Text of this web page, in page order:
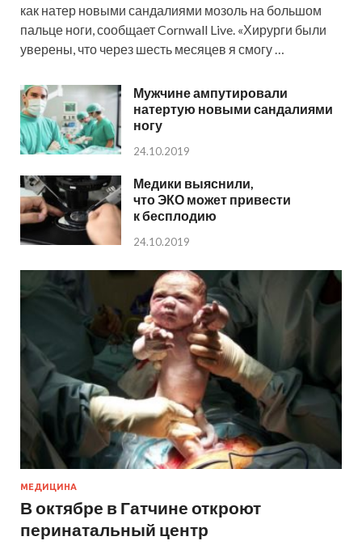
как натер новыми сандалиями мозоль на большом
пальце ноги, сообщает Cornwall Live. «Хирурги были
уверены, что через шесть месяцев я смогу …
Мужчине ампутировали
натертую новыми сандалиями
ногу
24.10.2019
Медики выяснили,
что ЭКО может привести
к бесплодию
24.10.2019
МЕДИЦИНА
В октябре в Гатчине откроют
перинатальный центр